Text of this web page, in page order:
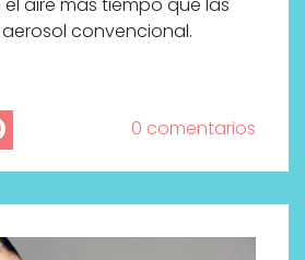
aire más tiempo que las
convencional.
0 comentarios